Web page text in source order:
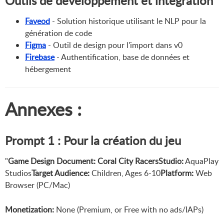
Faveod - Solution historique utilisant le NLP pour la
génération de code
Figma - Outil de design pour l'import dans v0
Firebase- Authentification, base de données et
hébergement
Annexes :
Prompt 1 : Pour la création du jeu
"Game Design Document: Coral City RacersStudio:AquaPlay
StudiosTarget Audience:Children, Ages 6-10Platform:Web
Browser (PC/Mac)
Monetization: None (Premium, or Free with no ads/IAPs)